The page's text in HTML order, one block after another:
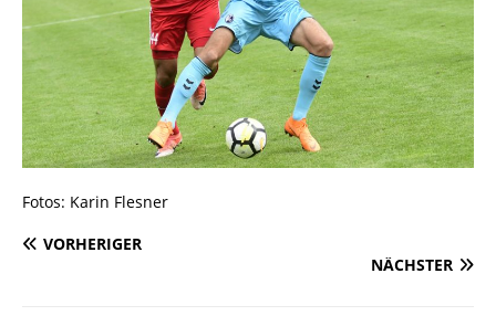
Fotos: Karin Flesner
VORHERIGER
NÄCHSTER